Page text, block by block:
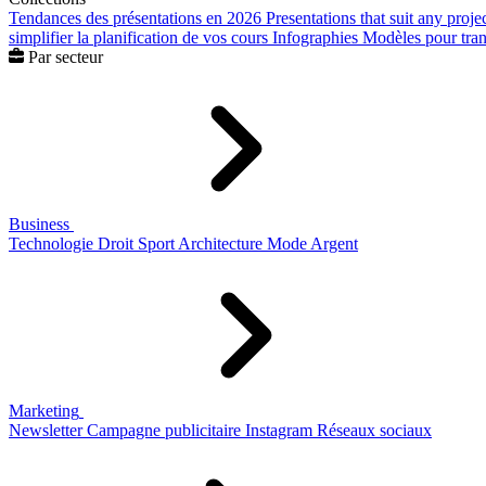
Tendances des présentations en 2026 Presentations that suit any
simplifier la planification de vos cours Infographies Modèles pour
Par secteur
Business
Technologie Droit Sport Architecture Mode Argent
Marketing
Newsletter Campagne publicitaire Instagram Réseaux sociaux